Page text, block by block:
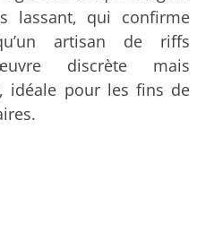
lassant, qui confirme
artisan de riffs
discrète mais
idéale pour les fins de